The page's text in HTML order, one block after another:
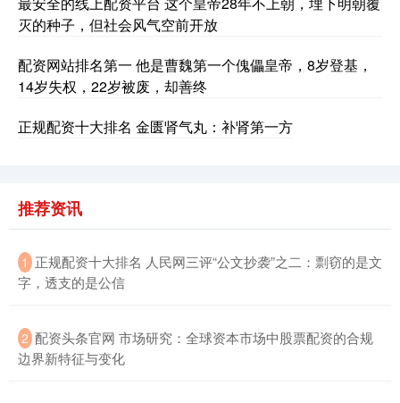
灭的种子，但社会风气空前开放
配资网站排名第一 他是曹魏第一个傀儡皇帝，8岁登基，
14岁失权，22岁被废，却善终
正规配资十大排名 金匮肾气丸：补肾第一方
推荐资讯
1 ​正规配资十大排名 人民网三评“公文抄袭”之二：剽窃的是文
字，透支的是公信
2 ​配资头条官网 市场研究：全球资本市场中股票配资的合规
边界新特征与变化